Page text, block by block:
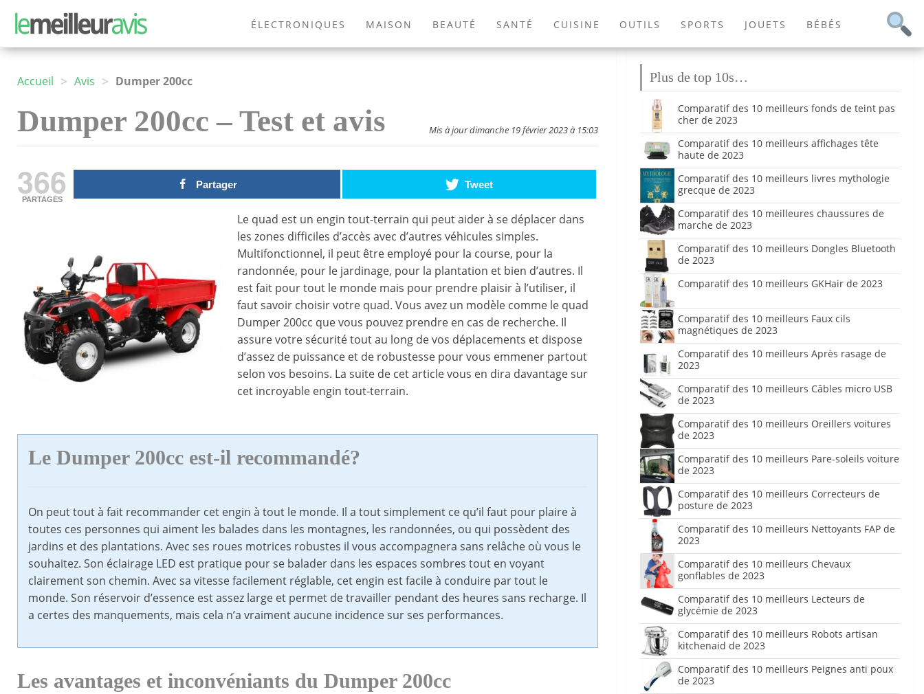
ÉLECTRONIQUES MAISON BEAUTÉ SANTÉ CUISINE OUTILS SPORTS JOUETS BÉBÉS
MODE EXTÉRIEUR ANIMAUX JEUX VIDÉOS LIVRES
Accueil > Avis > Dumper 200cc
Dumper 200cc – Test et avis Mis à jour dimanche 19 février 2023 à 15:03
366
PARTAGES
Partager Tweet
Le quad est un engin tout-terrain qui peut aider à se déplacer dans
les zones difficiles d’accès avec d’autres véhicules simples.
Multifonctionnel, il peut être employé pour la course, pour la
randonnée, pour le jardinage, pour la plantation et bien d’autres. Il
est fait pour tout le monde mais pour prendre plaisir à l’utiliser, il
faut savoir choisir votre quad. Vous avez un modèle comme le quad
Dumper 200cc que vous pouvez prendre en cas de recherche. Il
assure votre sécurité tout au long de vos déplacements et dispose
d’assez de puissance et de robustesse pour vous emmener partout
selon vos besoins. La suite de cet article vous en dira davantage sur
cet incroyable engin tout-terrain.
Le Dumper 200cc est-il recommandé?
On peut tout à fait recommander cet engin à tout le monde. Il a tout simplement ce qu’il faut pour plaire à
toutes ces personnes qui aiment les balades dans les montagnes, les randonnées, ou qui possèdent des
jardins et des plantations. Avec ses roues motrices robustes il vous accompagnera sans relâche où vous le
souhaitez. Son éclairage LED est pratique pour se balader dans les espaces sombres tout en voyant
clairement son chemin. Avec sa vitesse facilement réglable, cet engin est facile à conduire par tout le
monde. Son réservoir d’essence est assez large et permet de travailler pendant des heures sans recharge. Il
a certes des manquements, mais cela n’a vraiment aucune incidence sur ses performances.
Les avantages et inconvéniants du Dumper 200cc
Plus de top 10s…
Comparatif des 10 meilleurs fonds de teint pas
cher de 2023
Comparatif des 10 meilleurs affichages tête
haute de 2023
Comparatif des 10 meilleurs livres mythologie
grecque de 2023
Comparatif des 10 meilleures chaussures de
marche de 2023
Comparatif des 10 meilleurs Dongles Bluetooth
de 2023
Comparatif des 10 meilleurs GKHair de 2023
Comparatif des 10 meilleurs Faux cils
magnétiques de 2023
Comparatif des 10 meilleurs Après rasage de
2023
Comparatif des 10 meilleurs Câbles micro USB
de 2023
Comparatif des 10 meilleurs Oreillers voitures
de 2023
Comparatif des 10 meilleurs Pare-soleils voiture
de 2023
Comparatif des 10 meilleurs Correcteurs de
posture de 2023
Comparatif des 10 meilleurs Nettoyants FAP de
2023
Comparatif des 10 meilleurs Chevaux
gonflables de 2023
Comparatif des 10 meilleurs Lecteurs de
glycémie de 2023
Comparatif des 10 meilleurs Robots artisan
kitchenaid de 2023
Comparatif des 10 meilleurs Peignes anti poux
de 2023